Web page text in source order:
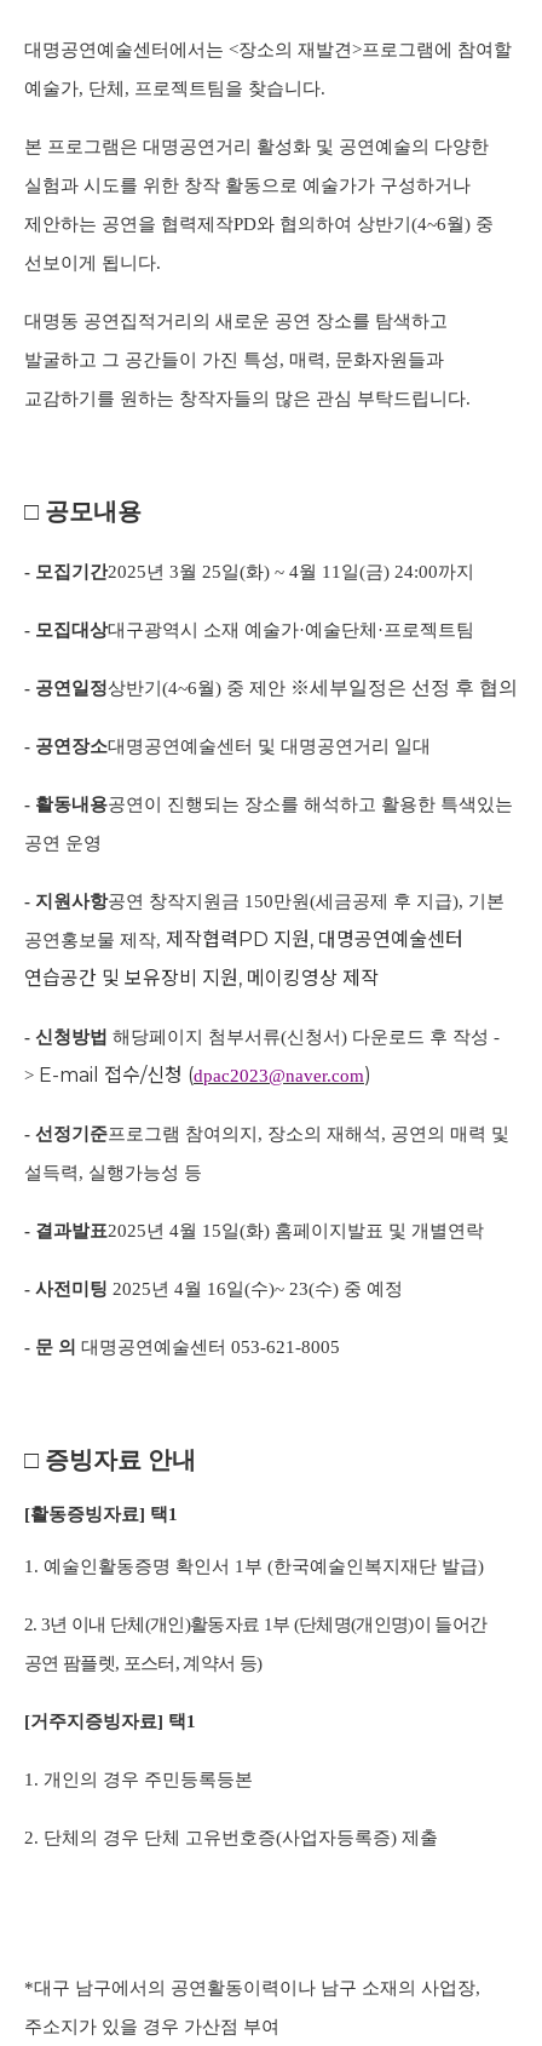
대명공연예술센터에서는 <장소의 재발견>프로그램에 참여할
예술가, 단체 , 프로젝트팀을 찾습니다.
본 프로그램은 대명공연거리 활성화 및 공연예술의 다양한
실험과 시도를 위한 창작 활동으로 예술가가 구성하거나
제안하는 공연을 협력제작PD와 협의하여 상반기 (4~6월) 중
선보이게 됩니다.
대명동 공연집적거리의 새로운 공연 장소를 탐색하고
발굴하고 그 공간들이 가진 특성, 매력, 문화자원들과
교감하기를 원하는 창작자들의 많은 관심 부탁드립니다.
□ 공모내용
- 모집기간2025년 3월 25일(화) ~ 4월 11 일(금) 24:00까지
- 모집대상대구광역시 소재 예술가·예술단체 ·프로젝트팀
- 공연일정상반기 (4~6월) 중 제안 ※세부일정은 선정 후 협의
- 공연장소대명공연예술센터 및 대명공연거리 일대
- 활동내용공연이 진행되는 장소를 해석하고 활용한 특색있는
공연 운영
- 지원사항공연 창작지원금 150만원(세금공제 후 지급), 기본
공연홍보물 제작, 제작협력PD 지원, 대명공연예술센터
연습공간 및 보유장비 지원, 메이킹영상 제작
- 신청방법 해당페이지 첨부서류(신청서) 다운로드 후 작성 -
> E-mail 접수/신청 (dpac2023@naver.com)
- 선정기준프로그램 참여의지 , 장소의 재해석, 공연의 매력 및
설득력, 실행가능성 등
- 결과발표2025년 4월 15일(화) 홈페이지발표 및 개별연락
- 사전미팅 2025년 4월 16일(수)~ 23(수) 중 예정
- 문 의 대명공연예술센터 053-621-8005
□ 증빙자료 안내
[활동증빙자료] 택1
1. 예술인활동증명 확인서 1 부 (한국예술인복지재단 발급)
2. 3년 이내 단체 (개인 )활동자료 1부 (단체명(개인명)이 들어간
공연 팜플렛, 포스터 , 계약서 등)
[거주지증빙자료] 택1
1. 개인의 경우 주민등록등본
2. 단체의 경우 단체 고유번호증(사업자등록증) 제출
*대구 남구에서의 공연활동이력이나 남구 소재의 사업장,
주소지가 있을 경우 가산점 부여